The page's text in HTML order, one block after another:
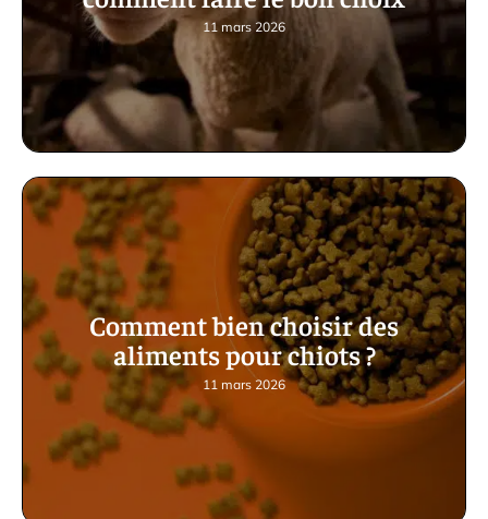
11 mars 2026
Comment bien choisir des
aliments pour chiots ?
11 mars 2026